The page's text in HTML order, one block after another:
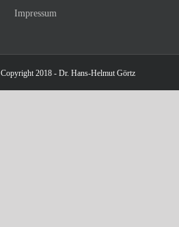
Impressum
Copyright 2018 - Dr. Hans-Helmut Görtz